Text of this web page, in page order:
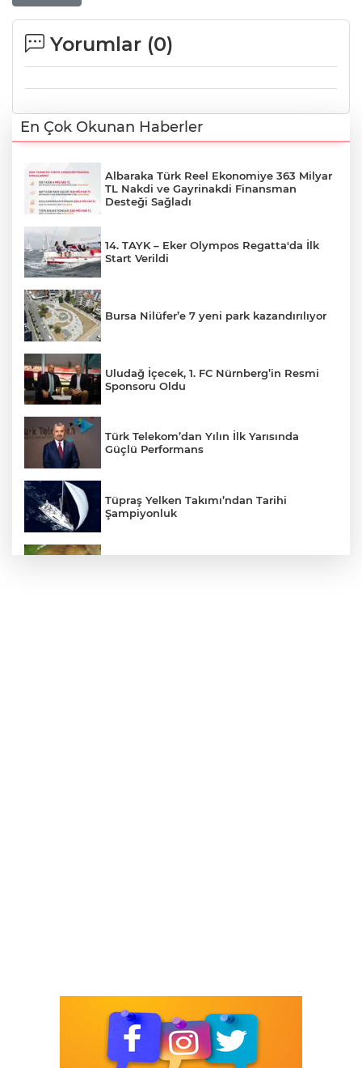
Yorumlar (0)
En Çok Okunan Haberler
Albaraka Türk Reel Ekonomiye 363 Milyar
TL Nakdi ve Gayrinakdi Finansman
Desteği Sağladı
14. TAYK – Eker Olympos Regatta'da İlk
Start Verildi
Bursa Nilüfer’e 7 yeni park kazandırılıyor
Uludağ İçecek, 1. FC Nürnberg’in Resmi
Sponsoru Oldu
Türk Telekom’dan Yılın İlk Yarısında
Güçlü Performans
Tüpraş Yelken Takımı’ndan Tarihi
Şampiyonluk